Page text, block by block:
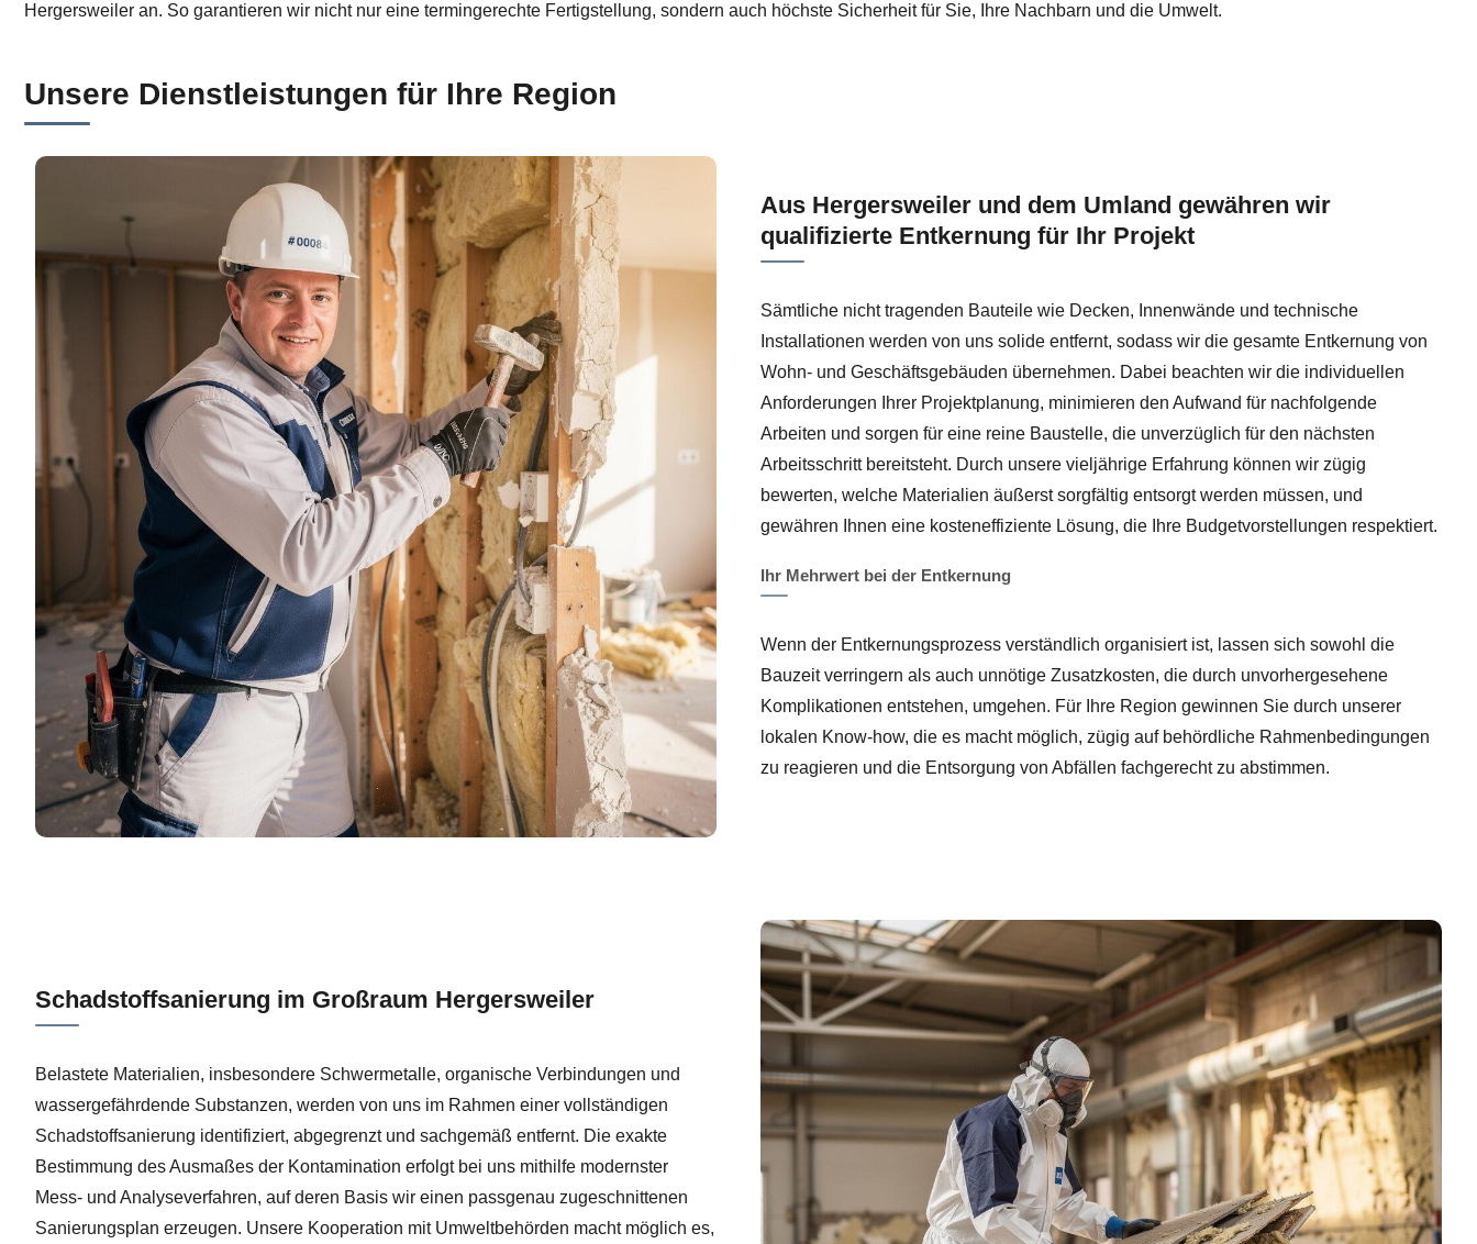
Hergersweiler an. So garantieren wir nicht nur eine termingerechte Fertigstellung, sondern auch höchste Sicherheit für Sie, Ihre Nachbarn und die Umwelt.
Unsere Dienstleistungen für Ihre Region
Aus Hergersweiler und dem Umland gewähren wir
qualifizierte Entkernung für Ihr Projekt
Sämtliche nicht tragenden Bauteile wie Decken, Innenwände und technische
Installationen werden von uns solide entfernt, sodass wir die gesamte Entkernung von
Wohn- und Geschäftsgebäuden übernehmen. Dabei beachten wir die individuellen
Anforderungen Ihrer Projektplanung, minimieren den Aufwand für nachfolgende
Arbeiten und sorgen für eine reine Baustelle, die unverzüglich für den nächsten
Arbeitsschritt bereitsteht. Durch unsere vieljährige Erfahrung können wir zügig
bewerten, welche Materialien äußerst sorgfältig entsorgt werden müssen, und
gewähren Ihnen eine kosteneffiziente Lösung, die Ihre Budgetvorstellungen respektiert.
Ihr Mehrwert bei der Entkernung
Wenn der Entkernungsprozess verständlich organisiert ist, lassen sich sowohl die
Bauzeit verringern als auch unnötige Zusatzkosten, die durch unvorhergesehene
Komplikationen entstehen, umgehen. Für Ihre Region gewinnen Sie durch unserer
lokalen Know-how, die es macht möglich, zügig auf behördliche Rahmenbedingungen
zu reagieren und die Entsorgung von Abfällen fachgerecht zu abstimmen.
Schadstoffsanierung im Großraum Hergersweiler
Belastete Materialien, insbesondere Schwermetalle, organische Verbindungen und
wassergefährdende Substanzen, werden von uns im Rahmen einer vollständigen
Schadstoffsanierung identifiziert, abgegrenzt und sachgemäß entfernt. Die exakte
Bestimmung des Ausmaßes der Kontamination erfolgt bei uns mithilfe modernster
Mess- und Analyseverfahren, auf deren Basis wir einen passgenau zugeschnittenen
Sanierungsplan erzeugen. Unsere Kooperation mit Umweltbehörden macht möglich es,